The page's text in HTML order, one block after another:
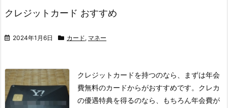
クレジットカード おすすめ
2024年1月6日 カード, マネー
クレジットカードを持つのなら、まずは年会
費無料のカードからがおすすめです。 クレカ
の優遇特典を得るのなら、もちろん年会費が